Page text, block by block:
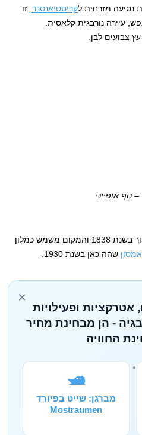
קריסטיאנסנד . זו
עיירה נורבגית קלאסית.
צבועים לבן.
נוף אופייני
נבנה במקור בשנת 1838 והמקום משמש כמלון
שהה כאן בשנת 1930.
×
אטרקציות ופעילויות
- הן מבחינת מחיר
החוויה
🛥️
מברגן: שייט בפיורד
Mostraumen